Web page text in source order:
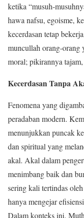
ketika “musuh-
hawa nafsu, egoisme,
kecerdasan tetap
muncullah orang-orang
moral; pikirannya
Kecerdasan Tanpa
Fenomena yang
peradaban modern.
menunjukkan puncak
dan spiritual yang
akal. Akal dalam
menimbang baik dan
sering kali tertindas
hanya mengejar
Dalam konteks ini,